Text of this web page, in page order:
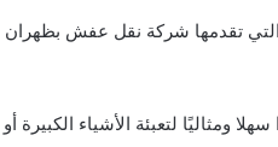
التي تقدمها شركة نقل عفش
ومثاليًا لتعبئة الأشياء الكبيرة أو